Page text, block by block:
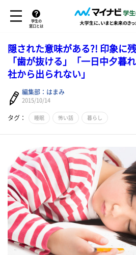
学生の
窓口とは
隠された意味がある?! 印象に
「歯が抜ける」「一日中夕暮
社から出られない」
編集部：はまみ
2015/10/14
タグ： 睡眠 怖い話 暮らし